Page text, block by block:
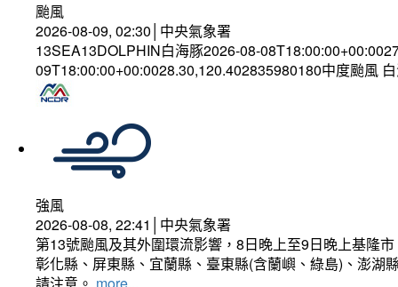
颱風
2026-08-09, 02:30│中央氣象署
13SEA13DOLPHIN白海豚2026-08-
09T18:00:00+00:0028.30,120.402835980180中度颱風
強風
2026-08-08, 22:41│中央氣象署
第13號颱風及其外圍環流影響，8日晚上至9日晚上基隆
彰化縣、屏東縣、宜蘭縣、臺東縣(含蘭嶼、綠島)、澎湖